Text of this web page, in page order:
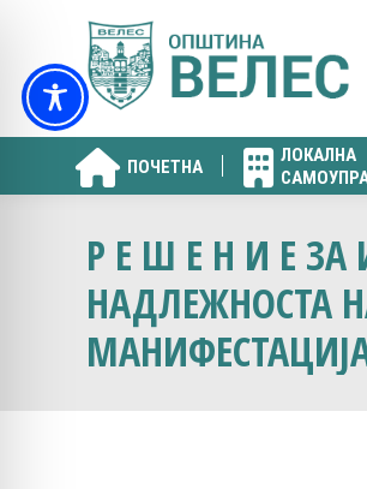
ПОЧЕТНА
ЛОКАЛНА
Р Е Ш Е Н И Е ЗА
НАДЛЕЖНОСТА
ПОЧЕТНА